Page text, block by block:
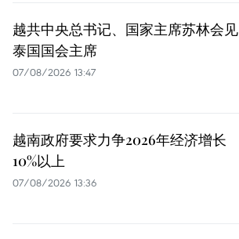
越共中央总书记、国家主席苏林会见
泰国国会主席
07/08/2026 13:47
越南政府要求力争2026年经济增长
10%以上
07/08/2026 13:36